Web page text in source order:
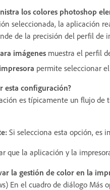
los colores photoshop
seleccionada, la aplicación
de la precisión del perfil de
imágenes muestra el perfil
permite seleccionar
esta configuración?
es típicamente un flujo de
Si selecciona esta opción, es
que la aplicación y la
la gestión de color en la
En el cuadro de diálogo Más